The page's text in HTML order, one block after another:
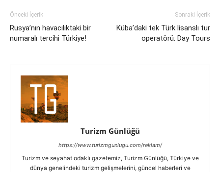
Önceki İçerik
Rusya’nın havacılıktaki bir
numaralı tercihi Türkiye!
Sonraki İçerik
Küba’daki tek Türk lisanslı tur
operatörü: Day Tours
Turizm Günlüğü
https://www.turizmgunlugu.com/reklam/
Turizm ve seyahat odaklı gazetemiz, Turizm Günlüğü, Türkiye ve
dünya genelindeki turizm gelişmelerini, güncel haberleri ve